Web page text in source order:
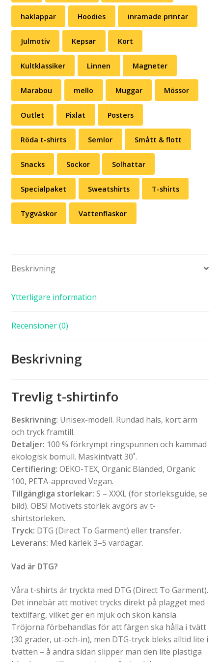
haklappar Hoodies inramade printar
Julmotiv Kepsar Kort
Kultklassiker Linnen Magneter
Marabou mello Muggar Mössor
Outlet Pixlat Posters
Röda t-shirts Semlor Smått & flott
Snacks Sockor Solhattar
Specialpaket Sweatshirts T-shirts
Tygväskor Vattenflaskor
Beskrivning
Ytterligare information
Recensioner (0)
Beskrivning
Trevlig t-shirtinfo
Beskrivning: Unisex-modell. Rundad hals, kort ärm
och tryck framtill.
Detaljer: 100 % förkrympt ringspunnen och kammad
ekologisk bomull. Maskintvätt 30˚.
Certifiering: OEKO-TEX, Organic Blanded, Organic
100, PETA-approved Vegan.
Tillgängliga storlekar: S – XXXL (för storleksguide, se
bild). OBS! Motivets storlek avgörs av t-
shirtstorleken.
Tryck: DTG (Direct To Garment) eller transfer.
Leverans: Med kärlek 3–5 vardagar.
Vad är DTG?
Våra t-shirts är tryckta med DTG (Direct To Garment).
Det innebär att motivet trycks direkt på plagget med
textilfärg, vilket ger en mjuk och skön känsla.
Tröjorna förbehandlas för att färgen ska hålla i tvätt
(30 grader, ut-och-in), men DTG-tryck bleks alltid lite i
tvätten – å andra sidan slipper man den lite plastiga